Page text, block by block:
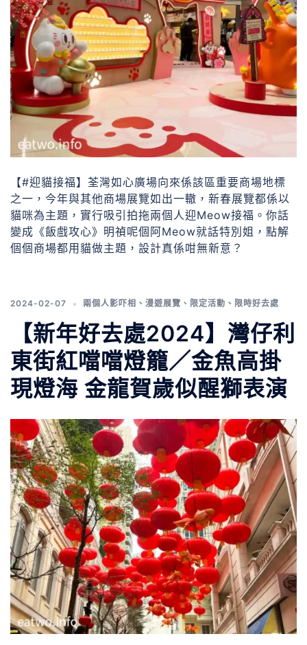
【#迎貓接福】荃灣如心廣場向來係該區重要商場地標
之一，今年與其他商場展覽如出一轍，新春展覽都係以
貓咪為主題，實行吸引拍拖兩個人迎Meow接福。你話
變成《飯戲攻心》明禎呢個阿Meow就話特別姐，點解
個個商場都用貓做主題，設計真係咁無新意？
2024-02-07 兩個人影吓相 、 漫遊展覽 、 限定活動 、 限時好去處
【新年好去處2024】灣仔利
東街紅噹噹燈籠／金魚高掛
現燈海 金龍賀歲似醒獅表演